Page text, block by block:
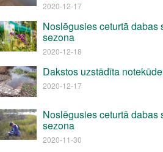
2020-12-17
Noslēgusies ceturtā dabas
sezona
2020-12-18
Dakstos uzstādīta
2020-12-17
Noslēgusies ceturtā dabas
sezona
2020-11-30